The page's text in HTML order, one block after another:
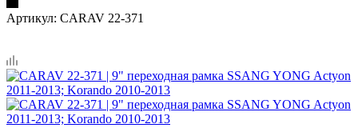
Артикул: CARAV 22-371